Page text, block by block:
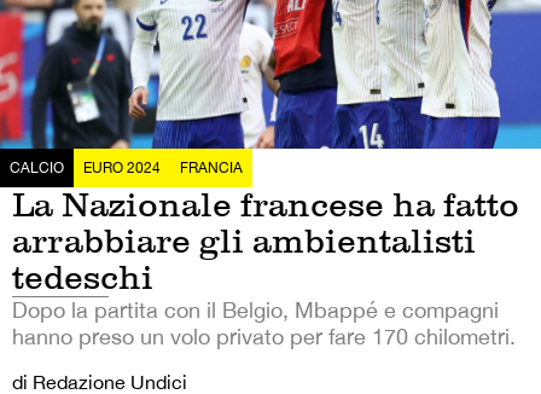
CALCIO EURO 2024 FRANCIA
La Nazionale francese ha fatto
arrabbiare gli ambientalisti
tedeschi
Dopo la partita con il Belgio, Mbappé e compagni
hanno preso un volo privato per fare 170 chilometri.
di Redazione Undici